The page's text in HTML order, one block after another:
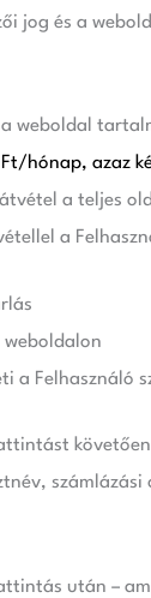
jog és a
weboldal
hónap, azaz
a teljes
a
weboldalon
a
után –